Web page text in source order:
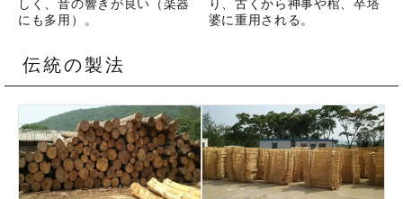
しく、音の響きが良い（楽器
にも多用）。
り、古くから神事や棺、卒塔
婆に重用される。
伝統の製法